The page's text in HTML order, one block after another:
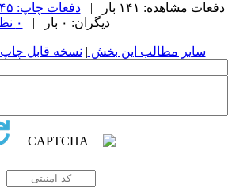
دفعات مشاهده: ۱۴۱ بار | دفعات چاپ: ۴۵ بار
دیگران: ۰ بار |
سایر مطالب این بخش | نسخه قابل چاپ|